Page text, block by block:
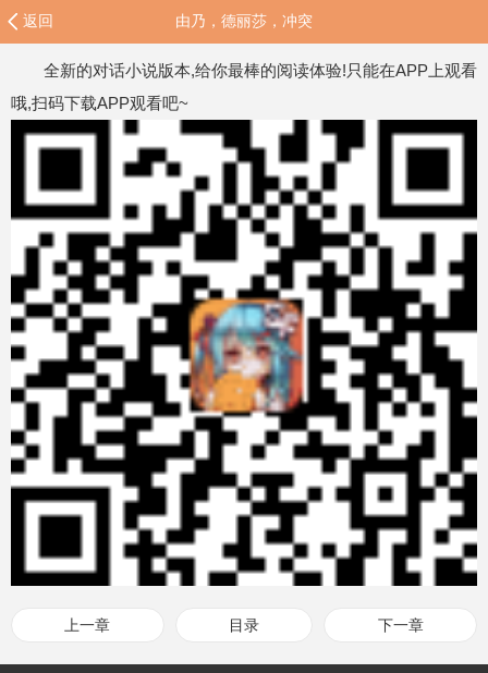
返回 由乃，德丽莎，冲突
全新的对话小说版本,给你最棒的阅读体验!只能在APP上观看
哦,扫码下载APP观看吧~
上一章 目录 下一章